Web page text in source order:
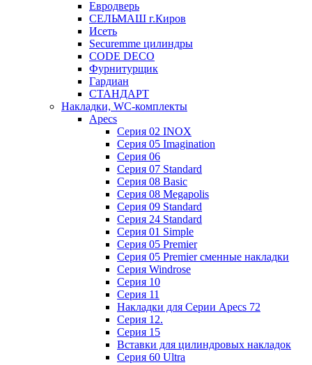
Евродверь
СЕЛЬМАШ г.Киров
Исеть
Securemme цилиндры
CODE DECO
Фурнитурщик
Гардиан
СТАНДАРТ
Накладки, WC-комплекты
Apecs
Cерия 02 INOX
Cерия 05 Imagination
Cерия 06
Cерия 07 Standard
Cерия 08 Basic
Cерия 08 Megapolis
Cерия 09 Standard
Cерия 24 Standard
Серия 01 Simple
Серия 05 Premier
Серия 05 Premier сменные накладки
Cерия Windrose
Серия 10
Серия 11
Накладки для Серии Apecs 72
Серия 12.
Серия 15
Вставки для цилиндровых накладок
Серия 60 Ultra